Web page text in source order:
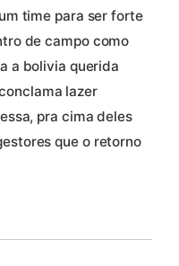
time para ser forte
de campo como
a bolivia querida
lazer
pra cima deles
que o retorno